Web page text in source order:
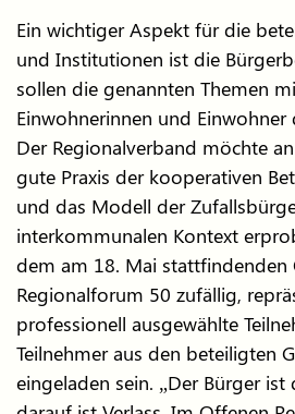
Ein wichtiger Aspekt für die
und Institutionen ist die
sollen die genannten Themen
Einwohnerinnen und
Der Regionalverband möchte
gute Praxis der kooperativen
und das Modell der
interkommunalen Kontext
dem am 18. Mai stattfindenden
Regionalforum 50 zufällig,
professionell ausgewählte
Teilnehmer aus den beteiligten
eingeladen sein. „Der Bürger ist